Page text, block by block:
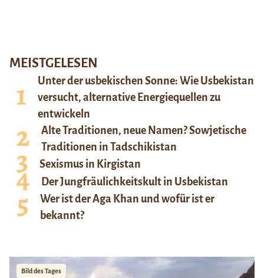
MEISTGELESEN
Unter der usbekischen Sonne: Wie Usbekistan
versucht, alternative Energiequellen zu
entwickeln
Alte Traditionen, neue Namen? Sowjetische
Traditionen in Tadschikistan
Sexismus in Kirgistan
Der Jungfräulichkeitskult in Usbekistan
Wer ist der Aga Khan und wofür ist er
bekannt?
Bild des Tages